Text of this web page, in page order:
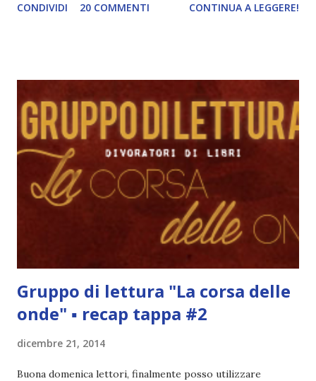
devono avere circa 200 pagine e non valgono le novelle, le
aggiornare i vostri progressi sui social e di utilizzare
l'hashtag #xmasbookathon , oppure potete taggarmi :3
Per altri chiarimenti, vi rimando al post delle iscrizioni .
TBR Non voglio esagerare come al solito, quindi sceglierò
giusto qualche titolo xD Innanzitutto ho intenzione di
terminare la trilogia delle Gemme. Red la settimana scorsa,
quindi leggerò Blue e Green . Dopo m...
CONDIVIDI 20 COMMENTI CONTINUA A LEGGERE!
Gruppo di lettura "La corsa delle
onde" ▪ recap tappa #2
dicembre 21, 2014
Buona domenica lettori, finalmente posso utilizzare